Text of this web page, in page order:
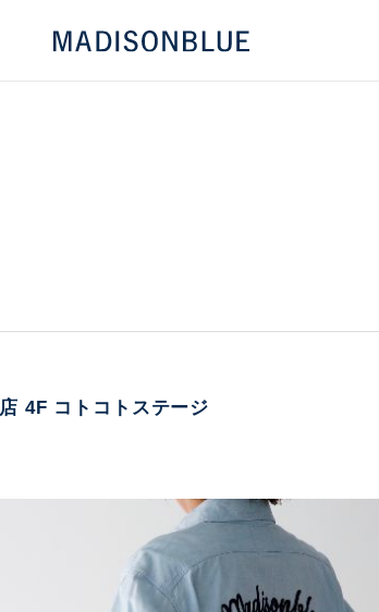
4F コトコトステージ